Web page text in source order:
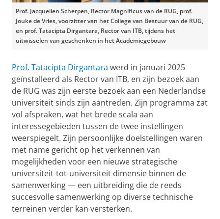
Prof. Jacquelien Scherpen, Rector Magnificus van de RUG, prof.
Jouke de Vries, voorzitter van het College van Bestuur van de RUG,
en prof. Tatacipta Dirgantara, Rector van ITB, tijdens het
uitwisselen van geschenken in het Academiegebouw
Prof. Tatacipta Dirgantara werd in januari 2025
geïnstalleerd als Rector van ITB, en zijn bezoek aan
de RUG was zijn eerste bezoek aan een Nederlandse
universiteit sinds zijn aantreden. Zijn programma zat
vol afspraken, wat het brede scala aan
interessegebieden tussen de twee instellingen
weerspiegelt. Zijn persoonlijke doelstellingen waren
met name gericht op het verkennen van
mogelijkheden voor een nieuwe strategische
universiteit-tot-universiteit dimensie binnen de
samenwerking — een uitbreiding die de reeds
succesvolle samenwerking op diverse technische
terreinen verder kan versterken.